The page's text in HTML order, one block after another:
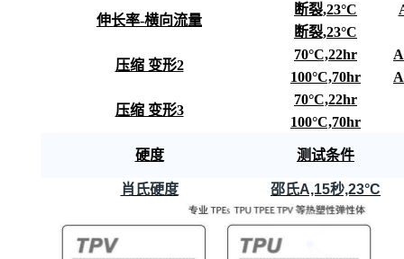
伸长率-横向流量
断裂,23°C
断裂,23°C
压缩 变形2
70°C,22hr
100°C,70hr
压缩 变形3
70°C,22hr
100°C,70hr
硬度 测试条件
肖氏硬度 邵氏A,15秒,23°C